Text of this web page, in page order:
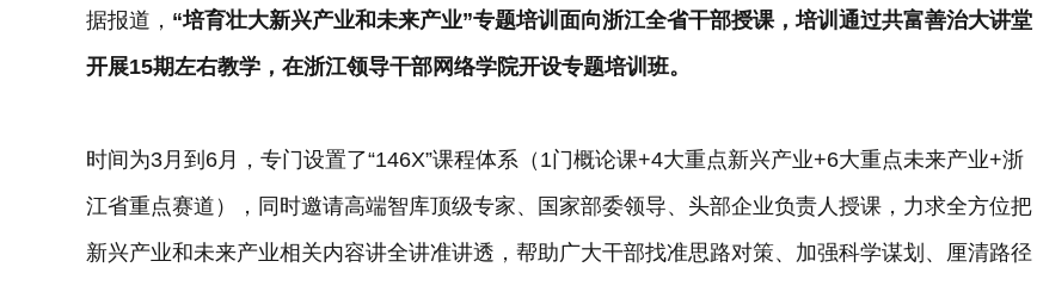
据报道， “培育壮大新兴产业和未来产业”专题培训面向浙江全省干部授课，培训通过共富善治大讲堂
开展15期左右教学，在浙江领导干部网络学院开设专题培训班。
时间为3月到6月，专门设置了“146X”课程体系（1门概论课+4大重点新兴产业+6大重点未来产业+浙
江省重点赛道），同时邀请高端智库顶级专家、国家部委领导、头部企业负责人授课，力求全方位把
新兴产业和未来产业相关内容讲全讲准讲透，帮助广大干部找准思路对策、加强科学谋划、厘清路径